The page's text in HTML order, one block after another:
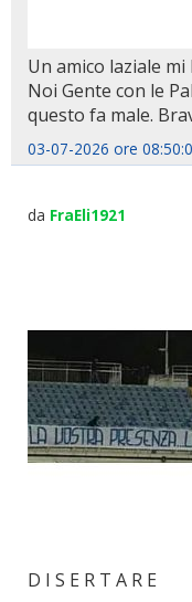
Un amico laziale
Noi Gente con le
questo fa male.
03-07-2026 ore
da FraEli1921
D I S E R T A R E